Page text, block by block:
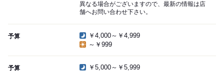
異なる場合がございますので、最新の情報は店
舗へお問い合わせ下さい。
予算
￥4,000～￥4,999
～￥999
予算
￥5,000～￥5,999